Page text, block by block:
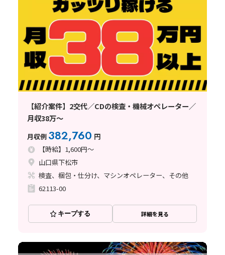
【紹介案件】2交代／CDの検査・機械オペレーター／
月収38万～
月収例 382,760 円
【時給】1,600円～
山口県下松市
検査、梱包・仕分け、マシンオペレーター、その他
62113-00
キープする 詳細を見る